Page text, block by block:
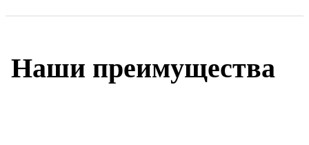
Наши преимущества